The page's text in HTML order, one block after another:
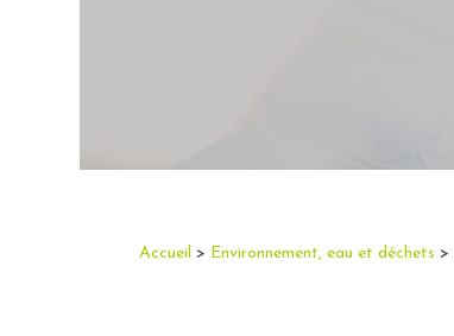
Accueil > Environnement, eau et déchets >